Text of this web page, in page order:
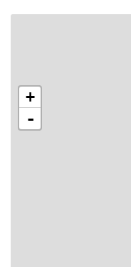
+
-